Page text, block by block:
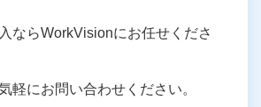
ならWorkVisionにお任せくださ
軽にお問い合わせください。